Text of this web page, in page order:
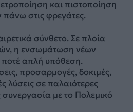
και πιστοποίηση
στις φρεγάτες.
σύνθετο. Σε πλοία
η ενσωμάτωση νέων
ποτέ απλή υπόθεση.
προσαρμογές, δοκιμές,
λύσεις σε παλαιότερες
με το Πολεμικό